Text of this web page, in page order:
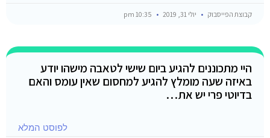
קבוצת הפייסבוק יולי 31, 2019
היי מתכוננים להגיע ביום שישי לטאבה מישהו יודע
באיזה שעה מומלץ להגיע למחסום שאין עומס והאם
בדיוטי פרי יש את…
לפוסט המלא